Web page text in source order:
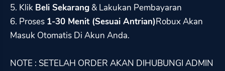
5. Klik Beli Sekarang & Lakukan Pembayaran
6. Proses 1-30 Menit (Sesuai Antrian)Robux Akan
Masuk Otomatis Di Akun Anda.
NOTE : SETELAH ORDER AKAN DIHUBUNGI ADMIN